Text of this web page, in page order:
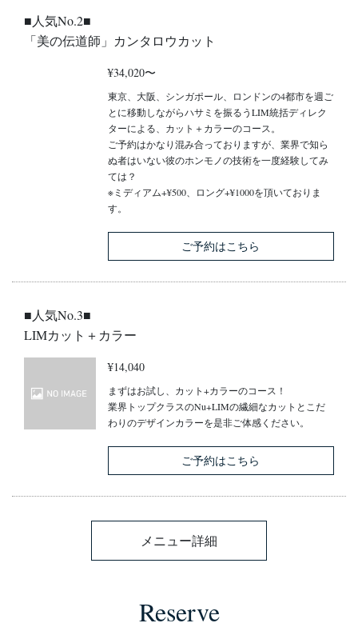
■人気No.2■
「美の伝道師」カンタロウカット
¥34,020〜
東京、大阪、シンガポール、ロンドンの4都市を週ご
とに移動しながらハサミを振るうLIM統括ディレク
ターによる、カット＋カラーのコース。
ご予約はかなり混み合っておりますが、業界で知ら
ぬ者はいない彼のホンモノの技術を一度経験してみ
ては？
※ミディアム+¥500、ロング+¥1000を頂いておりま
す。
ご予約はこちら
■人気No.3■
LIMカット＋カラー
¥14,040
まずはお試し、カット+カラーのコース！
業界トップクラスのNu+LIMの繊細なカットとこだ
わりのデザインカラーを是非ご体感ください。
ご予約はこちら
メニュー詳細
Reserve